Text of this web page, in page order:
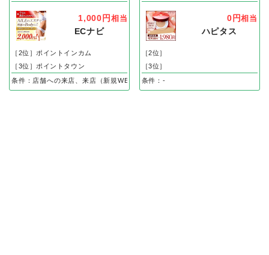
1,000円 相当
ECナビ
［2位］ポイントインカム
［3位］ポイントタウン
条件：店舗への来店、来店（新規WEB申し込み後、体験完了）で
0円相当
ハピタス
［2位］
［3位］
条件：-